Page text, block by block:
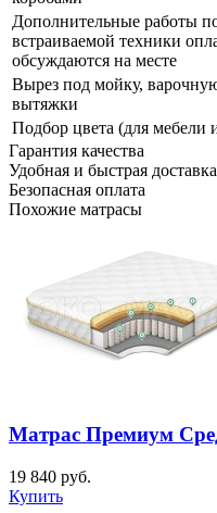
Дополнительные работы
встраиваемой техники
обсуждаются на месте
Вырез под мойку,
вытяжки
Подбор цвета (для мебели
Гарантия качества
Удобная и быстрая доставка
Безопасная оплата
Похожие матрасы
Матрас Премиум
19 840 руб.
Купить